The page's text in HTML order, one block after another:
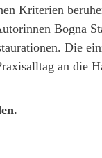
Kriterien
Bogna
Die
an die